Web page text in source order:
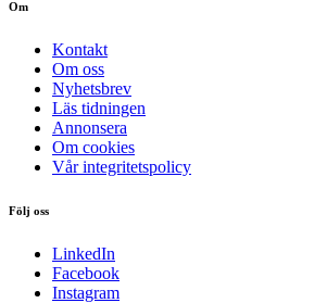
Om
Kontakt
Om oss
Nyhetsbrev
Läs tidningen
Annonsera
Om cookies
Vår integritetspolicy
Följ oss
LinkedIn
Facebook
Instagram